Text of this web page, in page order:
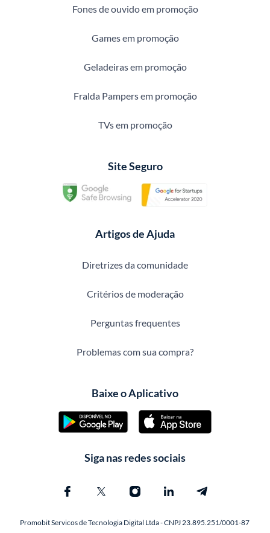
Fones de ouvido em promoção
Games em promoção
Geladeiras em promoção
Fralda Pampers em promoção
TVs em promoção
Site Seguro
Artigos de Ajuda
Diretrizes da comunidade
Critérios de moderação
Perguntas frequentes
Problemas com sua compra?
Baixe o Aplicativo
Siga nas redes sociais
Promobit Servicos de Tecnologia Digital Ltda - CNPJ 23.895.251/0001-87